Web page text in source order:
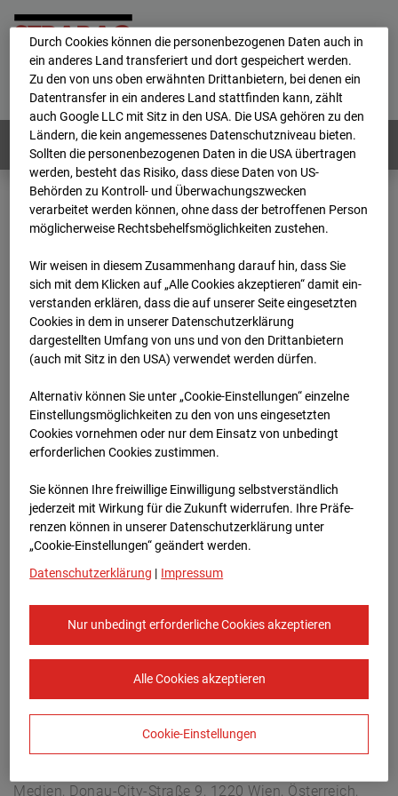
Home E-Mail Impressum
Login
Deutsch / English
Webcams: Alle Länder
Home
Deutschland
BC-170 BV-Ausbau Bonatzbau -Cam4
Archiv
2026
07 08 11:00
BC-170 BV-Ausbau
Bonatzbau -Cam4
Arnulf Klett Platz, 70173 Stuttgart
Zur Übersicht
Europe/Berlin
Medien, Donau-City-Straße 9, 1220 Wien, Österreich,
Durch Cookies können die personenbezogenen Daten auch in
ein anderes Land transferiert und dort gespeichert werden.
Zu den von uns oben erwähnten Drittanbietern, bei denen ein
Datentransfer in ein anderes Land stattfinden kann, zählt
auch Google LLC mit Sitz in den USA. Die USA gehören zu den
Ländern, die kein angemessenes Datenschutzniveau bieten.
Sollten die personenbezogenen Daten in die USA übertragen
werden, besteht das Risiko, dass diese Daten von US-
Behörden zu Kontroll- und Überwachungszwecken
verarbeitet werden können, ohne dass der betroffenen Person
möglicherweise Rechtsbehelfsmöglichkeiten zustehen.
Wir weisen in diesem Zusammenhang darauf hin, dass Sie
sich mit dem Klicken auf „Alle Cookies akzeptieren“ damit ein­
ver­standen erklären, dass die auf unserer Seite eingesetzten
Cookies in dem in unserer Datenschutzerklärung
dargestellten Umfang von uns und von den Drittanbietern
(auch mit Sitz in den USA) verwendet werden dürfen.
Alternativ können Sie unter „Cookie-Einstellungen“ einzelne
Einstellungsmöglichkeiten zu den von uns eingesetzten
Cookies vornehmen oder nur dem Einsatz von unbedingt
erforderlichen Cookies zustimmen.
Sie können Ihre freiwillige Einwilligung selbstverständlich
jederzeit mit Wirkung für die Zukunft widerrufen. Ihre Prä­fe­
renzen können in unserer Datenschutzerklärung unter
„Cookie-Einstellungen“ geändert werden.
Datenschutzerklärung | Impressum
Nur unbedingt erforderliche Cookies akzeptieren
Alle Cookies akzeptieren
Cookie-Einstellungen